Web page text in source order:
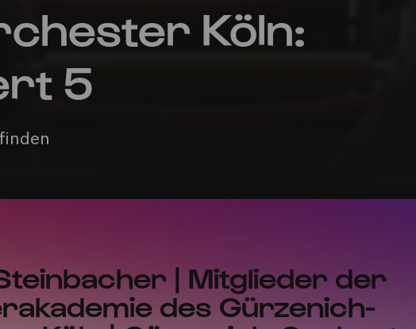
Köln:
5
| Mitglieder der
des Gürzenich-